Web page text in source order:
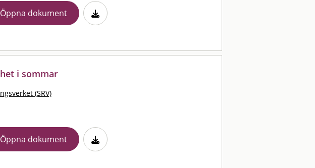
Öppna dokument
i sommar
(SRV)
Öppna dokument